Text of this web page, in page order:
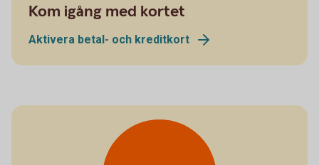
Kom igång med kortet
Aktivera betal- och kreditkort